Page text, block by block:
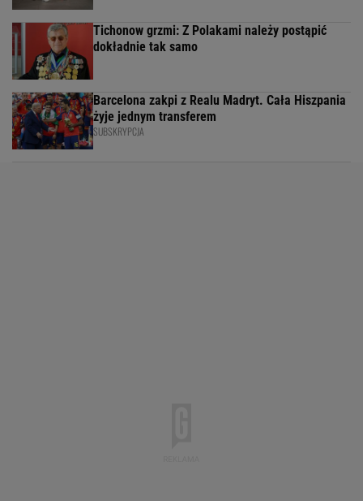
Tichonow grzmi: Z Polakami należy postąpić
dokładnie tak samo
Barcelona zakpi z Realu Madryt. Cała Hiszpania
żyje jednym transferem
SUBSKRYPCJA